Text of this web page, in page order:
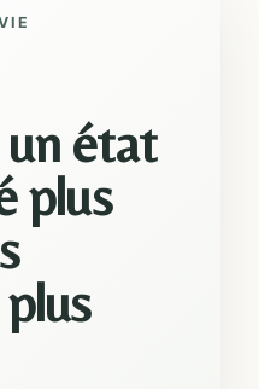
état
plus